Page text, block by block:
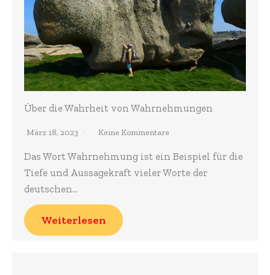
Über die Wahrheit von Wahrnehmungen
März 18, 2023 Keine Kommentare
Das Wort Wahrnehmung ist ein Beispiel für die
Tiefe und Aussagekraft vieler Worte der
deutschen…
Weiterlesen